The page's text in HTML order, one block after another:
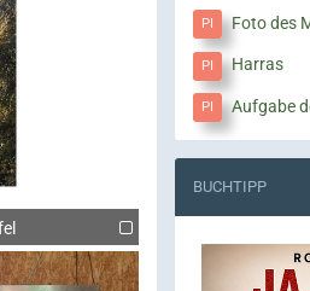
Foto des
Harras
Aufgabe
BUCHTIPP